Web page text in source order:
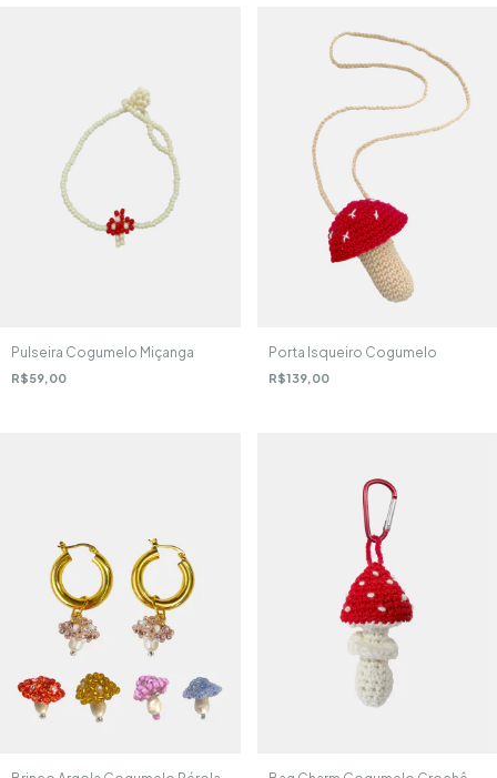
Pulseira Cogumelo Miçanga
R$59,00
Porta Isqueiro Cogumelo
R$139,00